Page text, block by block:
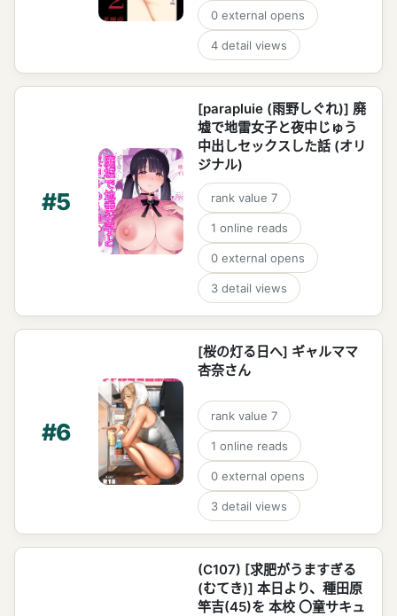
0 external opens
4 detail views
#5
[parapluie (雨野しぐれ)] 廃
墟で地雷女子と夜中じゅう
中出しセックスした話 (オリ
ジナル)
rank value 7
1 online reads
0 external opens
3 detail views
#6
[桜の灯る日へ] ギャルママ
杏奈さん
rank value 7
1 online reads
0 external opens
3 detail views
(C107) [求肥がうますぎる
(むてき)] 本日より、種田原
竿吉(45)を 本校 〇童サキュ